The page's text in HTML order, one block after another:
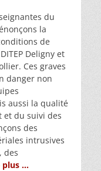
du
la
de
Deligny et
Ces graves
danger non
aussi la qualité
et du suivi des
des
intrusives
des
plus …